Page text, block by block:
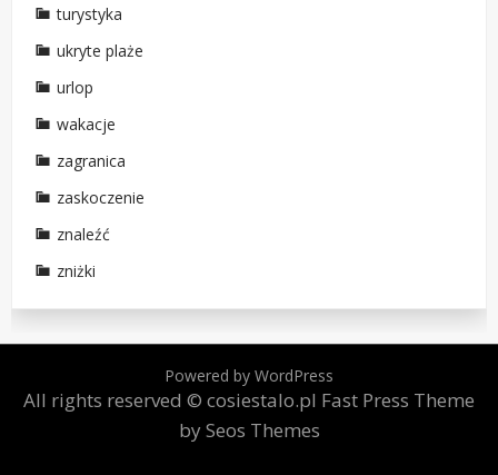
turystyka
ukryte plaże
urlop
wakacje
zagranica
zaskoczenie
znaleźć
zniżki
Powered by WordPress
All rights reserved © cosiestalo.pl Fast Press Theme
by Seos Themes